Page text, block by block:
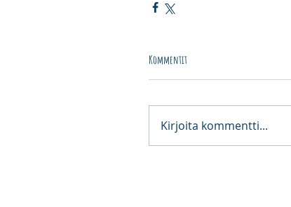
Kommentit
Kirjoita kommentti...